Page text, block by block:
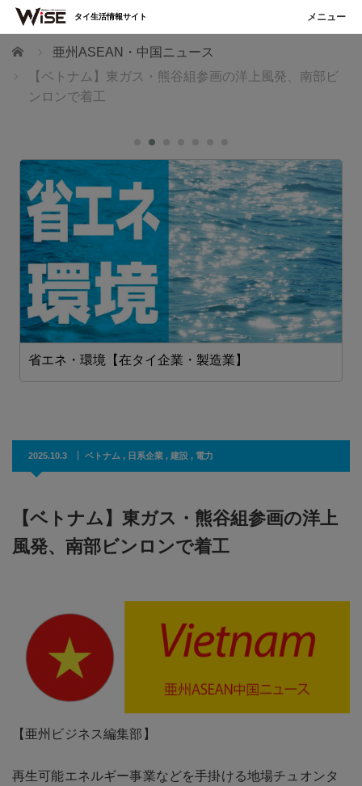
ホーム
亜州ASEAN・中国ニュース
【ベトナム】東ガス・熊谷組参画の洋上風発、南部ビ
ンロンで着工
省エネ・環境【在タイ企業・製造業】
2025.10.3 ベトナム , 日系企業 , 建設 , 電力
【ベトナム】東ガス・熊谷組参画の洋上
風発、南部ビンロンで着工
【亜州ビジネス編集部】
再生可能エネルギー事業などを手掛ける地場チュオンタ
タイ生活情報サイト